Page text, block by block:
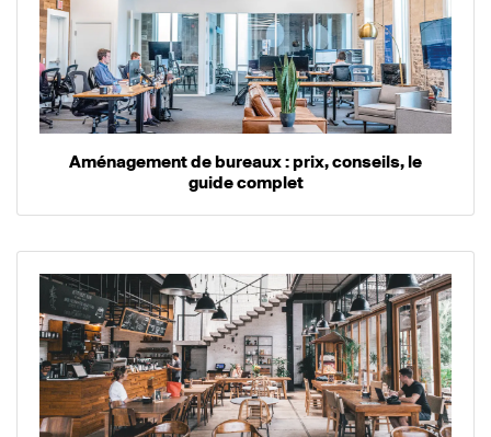
Aménagement de bureaux : prix, conseils, le
guide complet